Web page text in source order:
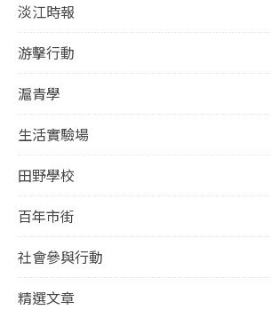
淡江時報
游擊行動
滬青學
生活實驗場
田野學校
百年市街
社會參與行動
精選文章